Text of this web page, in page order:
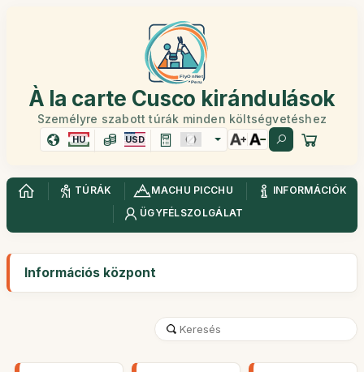
À la carte Cusco kirándulások
Személyre szabott túrák minden költségvetéshez
HU USD
TÚRÁK MACHU PICCHU
INFORMÁCIÓK
ÜGYFÉLSZOLGÁLAT
Információs központ